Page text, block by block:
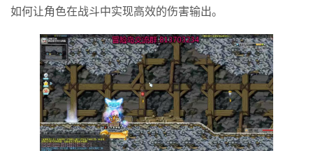
如何让角色在战斗中实现高效的伤害输出。